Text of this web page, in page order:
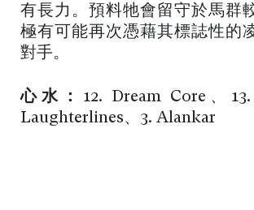
有長力。預料牠會留守於馬群
極有可能再次憑藉其標誌性的
對手。
心水： 12. Dream Core、
Laughterlines、3. Alankar